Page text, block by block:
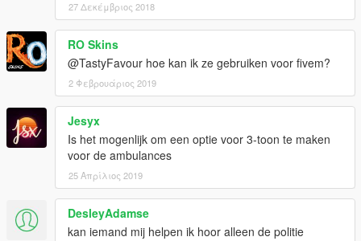
27 Δεκέμβριος 2018
RO Skins
@TastyFavour hoe kan ik ze gebruiken voor fivem?
2 Φεβρουάριος 2019
Jesyx
Is het mogenlijk om een optie voor 3-toon te maken
voor de ambulances
25 Απρίλιος 2019
DesleyAdamse
kan iemand mij helpen ik hoor alleen de politie